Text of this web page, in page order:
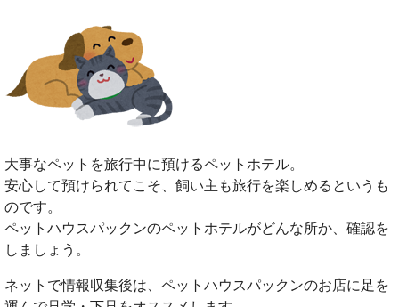
大事なペットを旅行中に預けるペットホテル。
安心して預けられてこそ、飼い主も旅行を楽しめるというも
のです。
ペットハウスパックンのペットホテルがどんな所か、確認を
しましょう。
ネットで情報収集後は、ペットハウスパックンのお店に足を